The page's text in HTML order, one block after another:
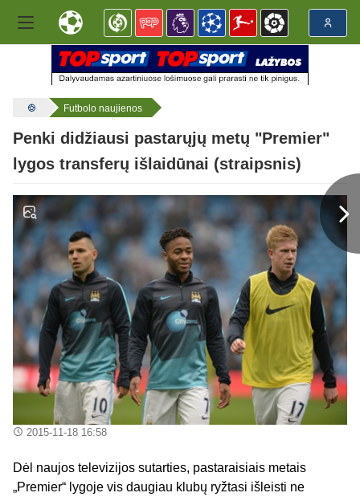
Futbolo naujienos
Penki didžiausi pastarųjų metų "Premier"
lygos transferų išlaidūnai (straipsnis)
2015-11-18 16:58
Dėl naujos televizijos sutarties, pastaraisiais metais
„Premier“ lygoje vis daugiau klubų ryžtasi išleisti ne